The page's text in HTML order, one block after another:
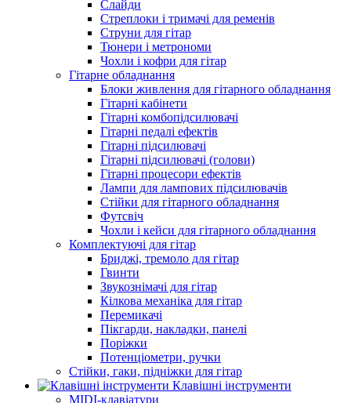
Слайди
Стреплоки і тримачі для ременів
Струни для гітар
Тюнери і метрономи
Чохли і кофри для гітар
Гітарне обладнання
Блоки живлення для гітарного обладнання
Гітарні кабінети
Гітарні комбопідсилювачі
Гітарні педалі ефектів
Гітарні підсилювачі
Гітарні підсилювачі (голови)
Гітарні процесори ефектів
Лампи для лампових підсилювачів
Стійки для гітарного обладнання
Футсвіч
Чохли і кейси для гітарного обладнання
Комплектуючі для гітар
Бриджі, тремоло для гітар
Гвинти
Звукознімачі для гітар
Кілкова механіка для гітар
Перемикачі
Пікгарди, накладки, панелі
Поріжки
Потенціометри, ручки
Стійки, гаки, підніжки для гітар
Клавішні інструменти
MIDI-клавіатури